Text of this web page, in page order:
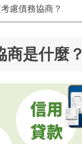
慮債務協商？
商是什麼？